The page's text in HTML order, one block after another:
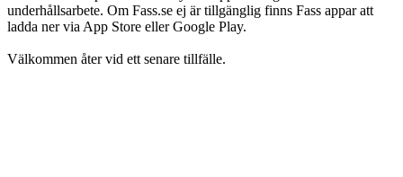
underhållsarbete. Om Fass.se ej är tillgänglig finns Fass appar att
ladda ner via App Store eller Google Play.
Välkommen åter vid ett senare tillfälle.